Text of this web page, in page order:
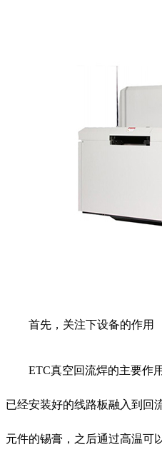
首先，关注下设备的作用
ETC真空回流焊的主要作用
已经安装好的线路板融入到回
元件的锡膏，之后通过高温可